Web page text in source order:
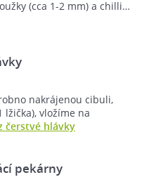
(cca 1-2 mm) a chilli…
nakrájenou cibuli,
vložíme na
čerstvé hlávky
pekárny